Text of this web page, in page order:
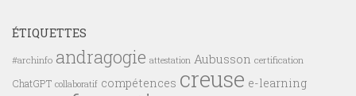
ÉTIQUETTES
#archinfo andragogie attestation Aubusson certification
ChatGPT collaboratif compétences creuse e-learning